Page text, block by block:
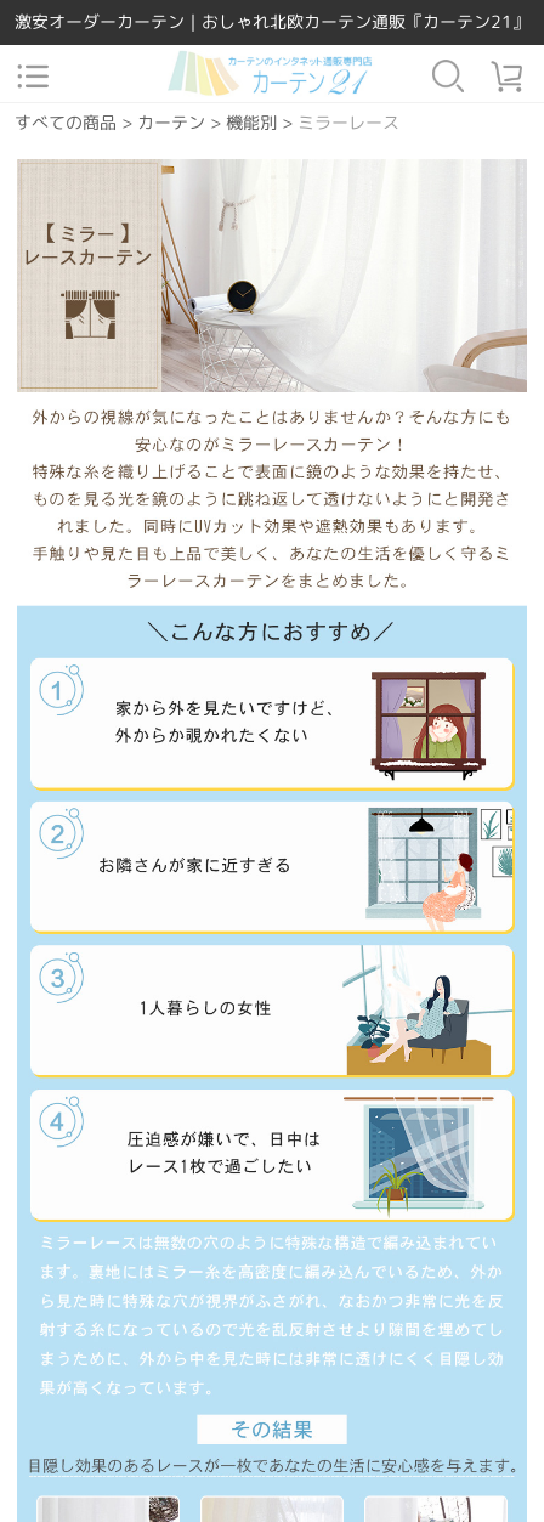
激安オーダーカーテン｜おしゃれ北欧カーテン通販『カーテン21』
すべての商品 > カーテン > 機能別> ミラーレース